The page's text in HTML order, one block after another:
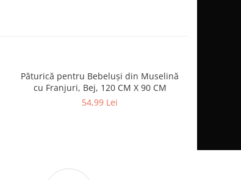
Păturică pentru Bebeluși din Muselină
cu Franjuri, Bej, 120 CM X 90 CM
54,99 Lei